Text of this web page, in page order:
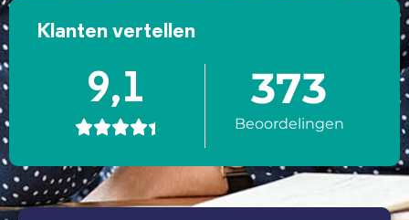
Klanten vertellen
9,1

373
Beoordelingen